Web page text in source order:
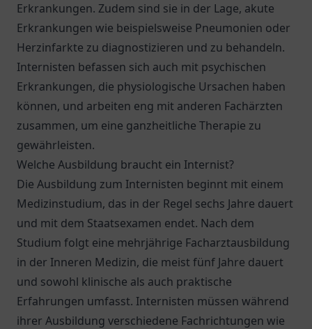
Erkrankungen. Zudem sind sie in der Lage, akute
Erkrankungen wie beispielsweise Pneumonien oder
Herzinfarkte zu diagnostizieren und zu behandeln.
Internisten befassen sich auch mit psychischen
Erkrankungen, die physiologische Ursachen haben
können, und arbeiten eng mit anderen Fachärzten
zusammen, um eine ganzheitliche Therapie zu
gewährleisten.
Welche Ausbildung braucht ein Internist?
Die Ausbildung zum Internisten beginnt mit einem
Medizinstudium, das in der Regel sechs Jahre dauert
und mit dem Staatsexamen endet. Nach dem
Studium folgt eine mehrjährige Facharztausbildung
in der Inneren Medizin, die meist fünf Jahre dauert
und sowohl klinische als auch praktische
Erfahrungen umfasst. Internisten müssen während
ihrer Ausbildung verschiedene Fachrichtungen wie